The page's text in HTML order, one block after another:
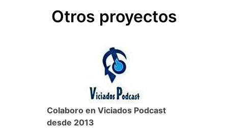
Otros proyectos
Colaboro en Viciados Podcast
desde 2013